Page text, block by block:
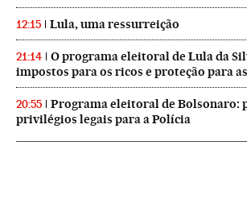
12:15 Lula, uma ressurreição
21:14
O programa eleitoral de Lula da
impostos para os ricos e proteção para
20:55
Programa eleitoral de Bolsonaro:
privilégios legais para a Polícia